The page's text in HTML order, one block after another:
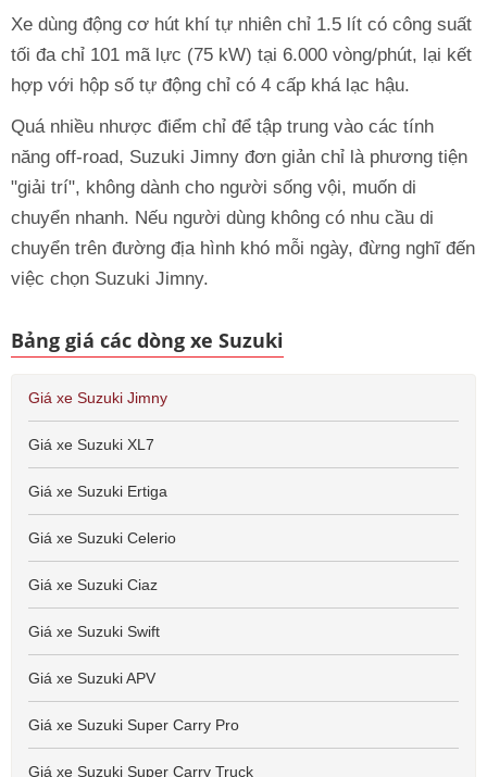
Xe dùng động cơ hút khí tự nhiên chỉ 1.5 lít có công suất
tối đa chỉ 101 mã lực (75 kW) tại 6.000 vòng/phút, lại kết
hợp với hộp số tự động chỉ có 4 cấp khá lạc hậu.
Quá nhiều nhược điểm chỉ để tập trung vào các tính
năng off-road, Suzuki Jimny đơn giản chỉ là phương tiện
"giải trí", không dành cho người sống vội, muốn di
chuyển nhanh. Nếu người dùng không có nhu cầu di
chuyển trên đường địa hình khó mỗi ngày, đừng nghĩ đến
việc chọn Suzuki Jimny.
Bảng giá các dòng xe Suzuki
Giá xe Suzuki Jimny
Giá xe Suzuki XL7
Giá xe Suzuki Ertiga
Giá xe Suzuki Celerio
Giá xe Suzuki Ciaz
Giá xe Suzuki Swift
Giá xe Suzuki APV
Giá xe Suzuki Super Carry Pro
Giá xe Suzuki Super Carry Truck